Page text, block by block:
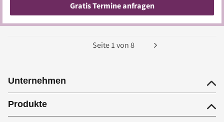
Gratis Termine anfragen
Seite 1 von 8
Unternehmen
Produkte